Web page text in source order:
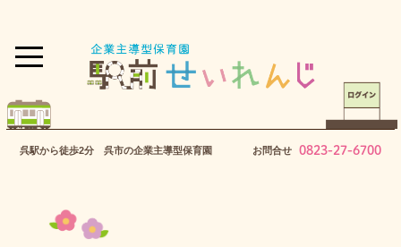
呉駅から徒歩2分 呉市の企業主導型保育園 お問合せ 0823-27-6700